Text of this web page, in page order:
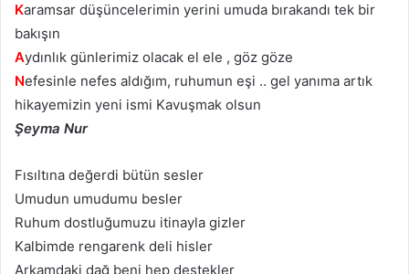
Karamsar düşüncelerimin yerini umuda bırakandı tek bir
bakışın
Aydınlık günlerimiz olacak el ele , göz göze
Nefesinle nefes aldığım, ruhumun eşi .. gel yanıma artık
hikayemizin yeni ismi Kavuşmak olsun
Şeyma Nur
Fısıltına değerdi bütün sesler
Umudun umudumu besler
Ruhum dostluğumuzu itinayla gizler
Kalbimde rengarenk deli hisler
Arkamdaki dağ beni hep destekler